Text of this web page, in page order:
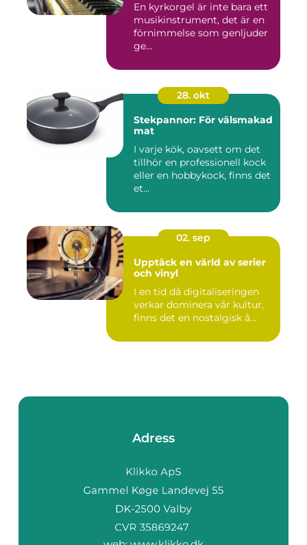
En kyrkorgel är inte bara ett
musikinstrument, det är en
förnimmelse som genljuder
ge...
28. okt
Stekpannor: För välsmakad
mat
I varje kök, oavsett om det
tillhör en professionell kock
eller en hobbykock, finns det
et...
02. sep
Upptäck en värld av serier
och vinyl
I en tid då digitaliseringen
verkar dominera vår kultur,
finns det en nostalgisk å...
Adress